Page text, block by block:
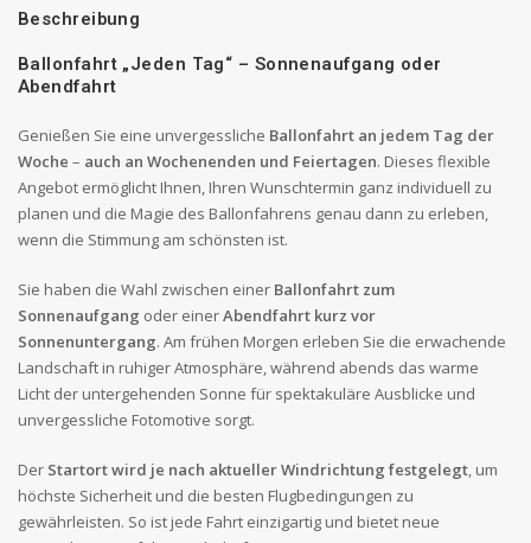
Beschreibung
Ballonfahrt „Jeden Tag“ – Sonnenaufgang oder
Abendfahrt
Genießen Sie eine unvergessliche Ballonfahrt an jedem Tag der
Woche – auch an Wochenenden und Feiertagen. Dieses flexible
Angebot ermöglicht Ihnen, Ihren Wunschtermin ganz individuell zu
planen und die Magie des Ballonfahrens genau dann zu erleben,
wenn die Stimmung am schönsten ist.
Sie haben die Wahl zwischen einer Ballonfahrt zum
Sonnenaufgang oder einerAbendfahrt kurz vor
Sonnenuntergang. Am frühen Morgen erleben Sie die erwachende
Landschaft in ruhiger Atmosphäre, während abends das warme
Licht der untergehenden Sonne für spektakuläre Ausblicke und
unvergessliche Fotomotive sorgt.
Der Startort wird je nach aktueller Windrichtung festgelegt, um
höchste Sicherheit und die besten Flugbedingungen zu
gewährleisten. So ist jede Fahrt einzigartig und bietet neue